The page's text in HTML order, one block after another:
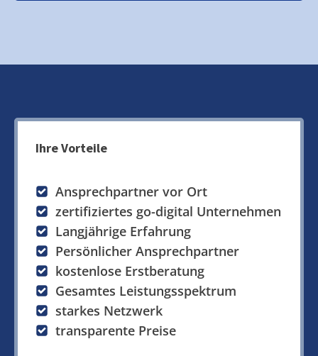
Ihre Vorteile
Ansprechpartner vor Ort
zertifiziertes go-digital Unternehmen
Langjährige Erfahrung
Persönlicher Ansprechpartner
kostenlose Erstberatung
Gesamtes Leistungsspektrum
starkes Netzwerk
transparente Preise